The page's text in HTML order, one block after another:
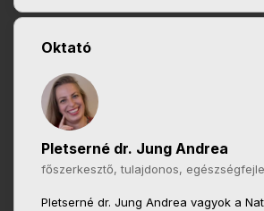
Oktató
Pletserné dr. Jung Andrea
főszerkesztő, tulajdonos,
Pletserné dr. Jung Andrea vagyok a